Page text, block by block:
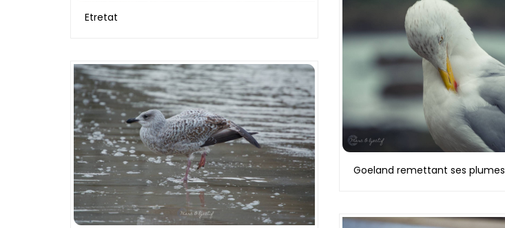
Etretat
Goeland remettant ses plumes